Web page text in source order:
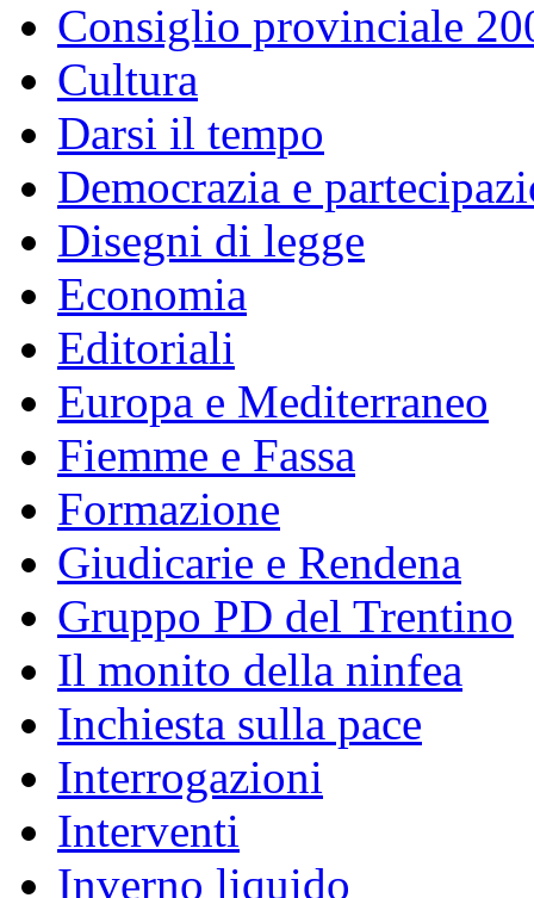
Consiglio provinciale
Cultura
Darsi il tempo
Democrazia e
Disegni di legge
Economia
Editoriali
Europa e Mediterraneo
Fiemme e Fassa
Formazione
Giudicarie e Rendena
Gruppo PD del Trentino
Il monito della ninfea
Inchiesta sulla pace
Interrogazioni
Interventi
Inverno liquido